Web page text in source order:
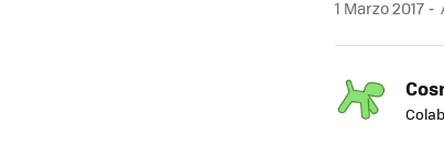
1 Marzo 2017